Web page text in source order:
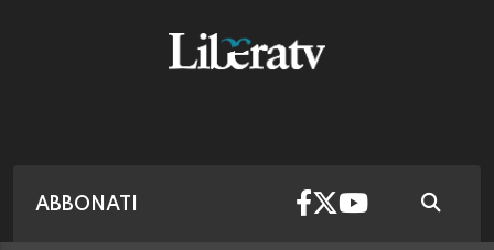
ABBONATI